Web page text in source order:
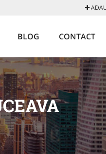
BLOG CONTACT